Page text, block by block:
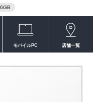
モバイルPC 店舗一覧